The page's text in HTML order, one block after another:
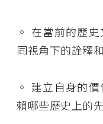
◦ 在當前的歷
同視角下的詮釋
◦ 建立自身的
賴哪些歷史上的